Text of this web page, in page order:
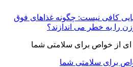
کافی نیست: چگونه غذاهای فوق
را به خطر می اندازند؟
برای سلامتی شما